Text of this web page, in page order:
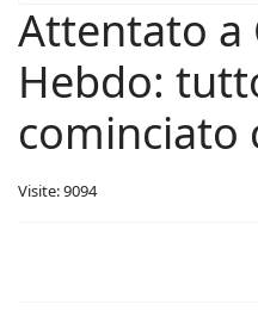
Attentato a
Hebdo:
cominciato
Visite: 9094